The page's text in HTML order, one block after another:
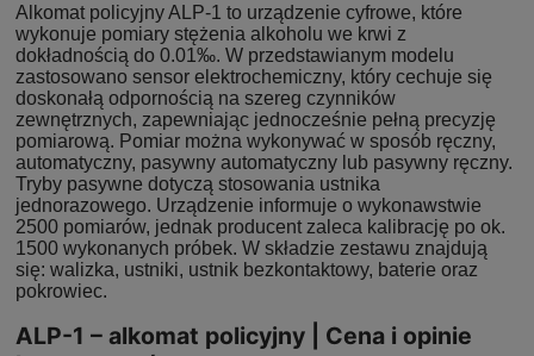
Alkomat policyjny ALP-1 to urządzenie cyfrowe, które
wykonuje pomiary stężenia alkoholu we krwi z
dokładnością do 0.01‰. W przedstawianym modelu
zastosowano sensor elektrochemiczny, który cechuje się
doskonałą odpornością na szereg czynników
zewnętrznych, zapewniając jednocześnie pełną precyzję
pomiarową. Pomiar można wykonywać w sposób ręczny,
automatyczny, pasywny automatyczny lub pasywny ręczny.
Tryby pasywne dotyczą stosowania ustnika
jednorazowego. Urządzenie informuje o wykonawstwie
2500 pomiarów, jednak producent zaleca kalibrację po ok.
1500 wykonanych próbek. W składzie zestawu znajdują
się: walizka, ustniki, ustnik bezkontaktowy, baterie oraz
pokrowiec.
ALP-1 – alkomat policyjny | Cena i opinie